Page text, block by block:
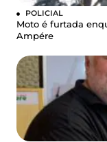
POLICIAL
Moto é furtada
Ampére